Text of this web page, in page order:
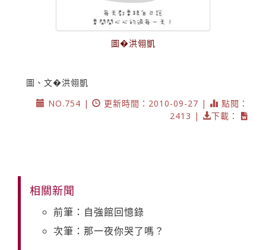
圖�洪翎凱
圖、文�洪翎凱
NO.754 |
更新時間：2010-09-27 |
點閱：
2413 |
下載：
相關新聞
前筆：自強館回憶錄
次筆：那一夜你哭了嗎？